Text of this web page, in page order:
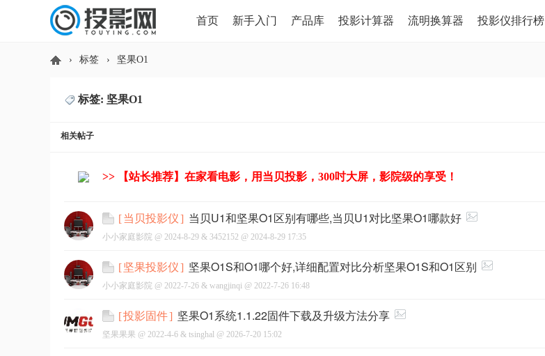
首页 新手入门 产品库 投影计算器 流明换算器 投影仪排行榜
HDMI版本对比 导读
› 标签 › 坚果O1
标签: 坚果O1
相关帖子
>> 【站长推荐】在家看电影，用当贝投影，300吋大屏，影院级的享受！
[当贝投影仪] 当贝U1和坚果O1区别有哪些,当贝U1对比坚果O1哪款好
小小家庭影院 @ 2024-8-29 & 3452152 @ 2024-8-29 17:35
[坚果投影仪] 坚果O1S和O1哪个好,详细配置对比分析坚果O1S和O1区别
小小家庭影院 @ 2022-7-26 & wangjinqi @ 2022-7-26 16:48
[投影固件] 坚果O1系统1.1.22固件下载及升级方法分享
坚果果果 @ 2022-4-6 & tsinghal @ 2026-7-20 15:02